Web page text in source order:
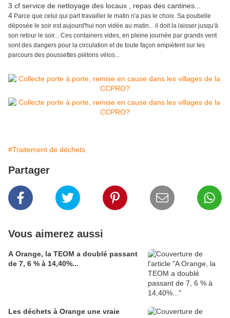
3 cf service de nettoyage des locaux , repas des cantines...
4 Parce que celui qui part travailler le matin n'a pas le choix. Sa poubelle
déposée le soir est aujourd'hui non vidée au matin... il doit la laisser jusqu'à
son retour le soir... Ces containers vides, en pleine journée par grands vent
sont des dangers pour la circulation et de toute façon empiètent sur les
parcours des poussettes piétons vélos...
#Traitement de déchets
Partager
Vous aimerez aussi
A Orange, la TEOM a doublé passant
de 7, 6 % à 14,40%...
Les déchets à Orange une vraie